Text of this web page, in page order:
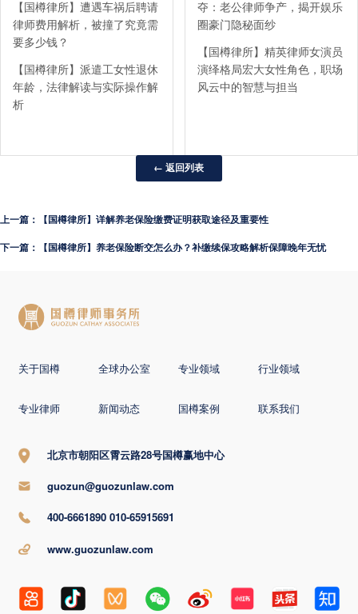
【国樽律所】遭遇车祸后聘请
律师费用解析，被撞了究竟需
要多少钱？
【国樽律所】派遣工女性退休
年龄，法律解读与实际操作解
析
夺：老公律师争产，揭开娱乐
圈豪门隐秘面纱
【国樽律所】精英律师女演员
演绎格局宏大女性角色，职场
风云中的智慧与担当
← 返回列表
上一篇：【国樽律所】详解养老保险缴费证明获取途径及重要性
下一篇：【国樽律所】养老保险断交怎么办？补缴续保攻略解析保障晚年无忧
关于国樽 全球办公室 专业领域 行业领域
专业律师 新闻动态 国樽案例 联系我们
北京市朝阳区霄云路28号国樽赢地中心
guozun@guozunlaw.com
400-6661890 010-65915691
www.guozunlaw.com